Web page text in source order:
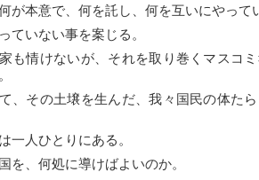
が本意で、何を託し、何を互いにやって
ていない事を案じる。
も情けないが、それを取り巻くマスコ
、その土壌を生んだ、我々国民の体た
一人ひとりにある。
を、何処に導けばよいのか。